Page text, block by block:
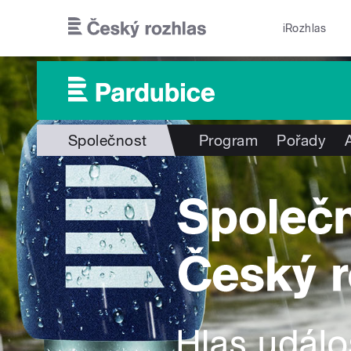
iRozhlas
Společnost Program Pořady